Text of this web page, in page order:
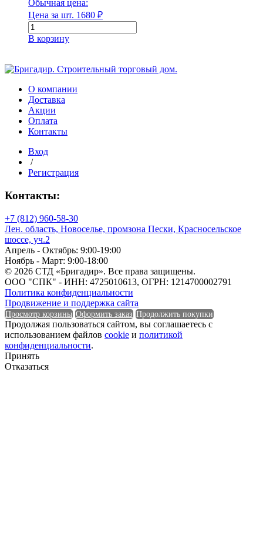
Обычная цена:
Цена за шт. 1680 ₽
Количество
товара
Вагонка
хвоя
(10шт./
упак.)
В корзину
О компании
Доставка
Акции
Оплата
Контакты
Вход
/
Регистрация
Контакты:
+7 (812) 960-58-30
Лен. область, Новоселье, промзона Пески, Красносельское
шоссе, уч.2
Апрель - Октябрь: 9:00-19:00
Ноябрь - Март: 9:00-18:00
© 2026 СТД «Бригадир». Все права защищены.
ООО "СПК" - ИНН: 4725010613, ОГРН: 1214700002791
Политика конфиденциальности
Продвижение и поддержка сайта
Просмотр корзины Оформить заказ Продолжить покупки
Продолжая пользоваться сайтом, вы соглашаетесь с
использованием файлов cookie и политикой
конфиденциальности.
Принять
Отказаться